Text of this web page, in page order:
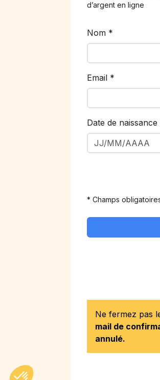
d’argent en ligne
Nom *
Email *
Date de naissance
* Champs
Ne fermez pas
mail de
annulé.